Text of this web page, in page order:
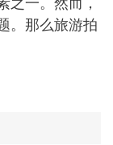
之一。然而，
。那么旅游拍